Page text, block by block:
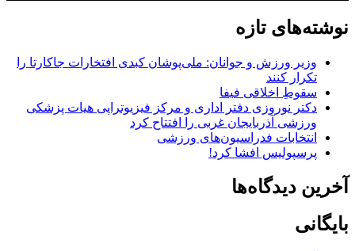
نوشته‌های تازه
وزیر ورزش و جوانان: ملی‌پوشان کبدی افتخارات جاکارتا را
تکرار کنند
سقوطِ اخلاقی فیفا
دکتر نوروزی دفتر اداری و مرکز فیزیوتراپی هیات پزشکی
ورزشی آذربایجان غربی را افتتاح کرد
انتخابات فدراسیون‌های ورزشی
پرسپولیس افشا کرد!
آخرین دیدگاه‌ها
بایگانی